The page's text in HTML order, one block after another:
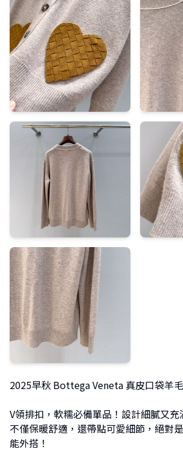
2025早秋 Bottega Veneta 真皮口袋羊
V領排扣，軟糯必備單品！設計細膩又充
不僅保暖舒適，還帶點可愛細節，絕對
能外搭！